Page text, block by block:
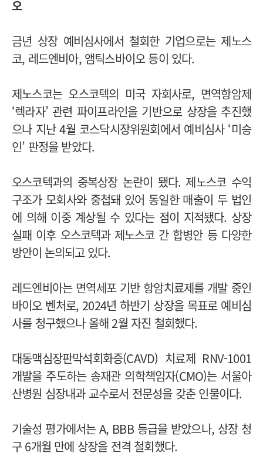
오
금년 상장 예비심사에서 철회한 기업으로는 제노스
코, 레드엔비아, 앰틱스바이오 등이 있다.
제노스코는 오스코텍의 미국 자회사로, 면역항암제
‘렉라자’ 관련 파이프라인을 기반으로 상장을 추진했
으나 지난 4월 코스닥시장위원회에서 예비심사 ‘미승
인’ 판정을 받았다.
오스코텍과의 중복상장 논란이 됐다. 제노스코 수익
구조가 모회사와 중첩돼 있어 동일한 매출이 두 법인
에 의해 이중 계상될 수 있다는 점이 지적됐다. 상장
실패 이후 오스코텍과 제노스코 간 합병안 등 다양한
방안이 논의되고 있다.
레드엔비아는 면역세포 기반 항암치료제를 개발 중인
바이오 벤처로, 2024년 하반기 상장을 목표로 예비심
사를 청구했으나 올해 2월 자진 철회했다.
대동맥심장판막석회화증(CAVD) 치료제 RNV-1001
개발을 주도하는 송재관 의학책임자(CMO)는 서울아
산병원 심장내과 교수로서 전문성을 갖춘 인물이다.
기술성 평가에서는 A, BBB 등급을 받았으나, 상장 청
구 6개월 만에 상장을 전격 철회했다.